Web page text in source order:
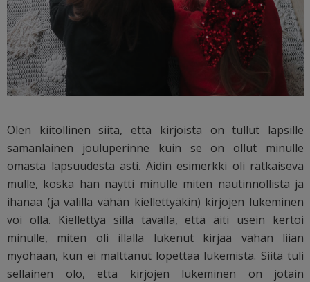
Olen kiitollinen siitä, että kirjoista on tullut lapsille
samanlainen jouluperinne kuin se on ollut minulle
omasta lapsuudesta asti. Äidin esimerkki oli ratkaiseva
mulle, koska hän näytti minulle miten nautinnollista ja
ihanaa (ja välillä vähän kiellettyäkin) kirjojen lukeminen
voi olla. Kiellettyä sillä tavalla, että äiti usein kertoi
minulle, miten oli illalla lukenut kirjaa vähän liian
myöhään, kun ei malttanut lopettaa lukemista. Siitä tuli
sellainen olo, että kirjojen lukeminen on jotain